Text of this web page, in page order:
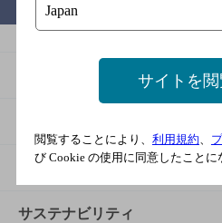
商品一覧
商品発売情報
知る・楽しむTOP
キャンペーン
文化・スポーツ
文化・スポーツTOP
サステナビリティ
サイトを
閲覧することにより、 利用規約、
び Cookie の使用に同意したことに